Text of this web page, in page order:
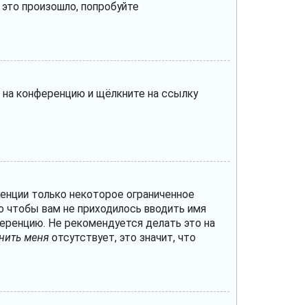
произошло, попробуйте
на конференцию и щёлкните на ссылку
только некоторое ограниченное
чтобы вам не приходилось вводить имя
Не рекомендуется делать это на
меня отсутствует, это значит, что